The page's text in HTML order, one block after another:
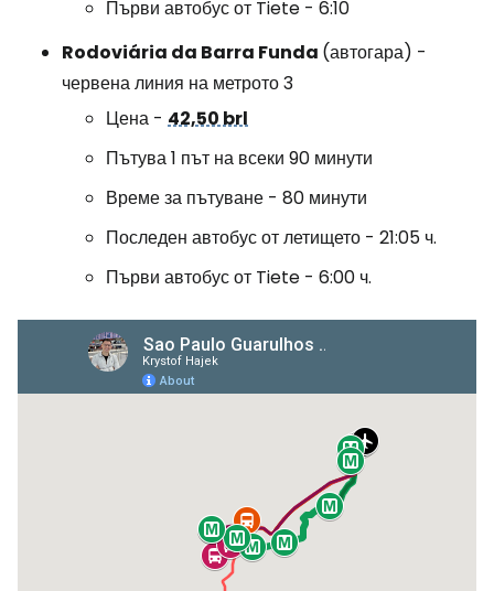
Първи автобус от Tiete - 6:10
Rodoviária da Barra Funda (автогара) -
червена линия на метрото 3
Цена - 42,50 brl
Пътува 1 път на всеки 90 минути
Време за пътуване - 80 минути
Последен автобус от летището - 21:05 ч.
Първи автобус от Tiete - 6:00 ч.